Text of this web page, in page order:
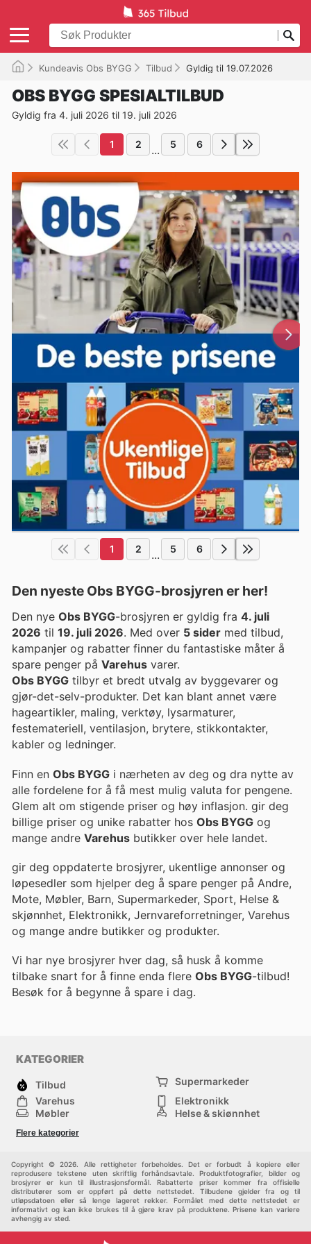
Kundeavis Obs BYGG Tilbud Gyldig til 19.07.2026
OBS BYGG SPESIALTILBUD
Gyldig fra 4. juli 2026 til 19. juli 2026
1 2 ... 5 6
1 2 ... 5 6
Den nyeste Obs BYGG-brosjyren er her!
Den nye Obs BYGG-brosjyren er gyldig fra 4. juli
2026 til 19. juli 2026. Med over 5 sider med tilbud,
kampanjer og rabatter finner du fantastiske måter å
spare penger på Varehus varer.
Obs BYGG tilbyr et bredt utvalg av byggevarer og
gjør-det-selv-produkter. Det kan blant annet være
hageartikler, maling, verktøy, lysarmaturer,
festemateriell, ventilasjon, brytere, stikkontakter,
kabler og ledninger.
Finn en Obs BYGG i nærheten av deg og dra nytte av
alle fordelene for å få mest mulig valuta for pengene.
Glem alt om stigende priser og høy inflasjon. gir deg
billige priser og unike rabatter hos Obs BYGG og
mange andre Varehus butikker over hele landet.
gir deg oppdaterte brosjyrer, ukentlige annonser og
løpesedler som hjelper deg å spare penger på Andre,
Mote, Møbler, Barn, Supermarkeder, Sport, Helse &
skjønnhet, Elektronikk, Jernvareforretninger, Varehus
og mange andre butikker og produkter.
Vi har nye brosjyrer hver dag, så husk å komme
tilbake snart for å finne enda flere Obs BYGG-tilbud!
Besøk for å begynne å spare i dag.
KATEGORIER
Tilbud
Supermarkeder
Varehus
Elektronikk
Møbler
Helse & skjønnhet
Sport
Flere kategorier
Copyright © 2026. Alle rettigheter forbeholdes. Det er forbudt å kopiere eller
reprodusere tekstene uten skriftlig forhåndsavtale. Produktfotografier, bilder og
brosjyrer er kun til illustrasjonsformål. Rabatterte priser kommer fra offisielle
distributører som er oppført på dette nettstedet. Tilbudene gjelder fra og til
utløpsdatoen eller så lenge lageret rekker. Formålet med dette nettstedet er
informativt og kan ikke brukes til å gjøre krav på produktene. Prisene kan variere
avhengig av sted.